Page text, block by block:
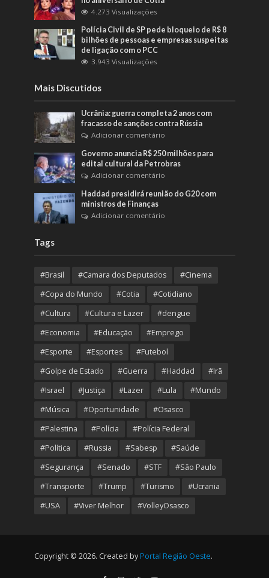
4.273 Visualizações
Polícia Civil de SP pede bloqueio de R$ 8
bilhões de pessoas e empresas suspeitas
de ligação com o PCC
3.943 Visualizações
Mais Discutidos
Ucrânia: guerra completa 2 anos com
fracasso de sanções contra Rússia
Adicionar comentário
Governo anuncia R$ 250 milhões para
edital cultural da Petrobras
Adicionar comentário
Haddad presidirá reunião do G20 com
ministros de Finanças
Adicionar comentário
Tags
#Brasil #Camara dos Deputados
#Cinema
#Copa do Mundo
#Cotia
#Cotidiano
#Cultura
#Cultura e Lazer
#dengue
#Economia
#Educação
#Emprego
#Esporte
#Esportes
#Futebol
#Golpe de Estado
#Guerra #Haddad
#Irã
#Israel
#Justiça #Lazer #Lula
#Mundo
#Música
#Oportunidade
#Osasco
#Palestina
#Polícia
#Polícia Federal
#Política
#Russia #Sabesp
#Saúde
#Segurança
#Senado #STF
#São Paulo
#Transporte
#Trump #Turismo
#Ucrania
#USA
#Viver Melhor #VolleyOsasco
Copyright © 2026. Created by Portal Região Oeste.